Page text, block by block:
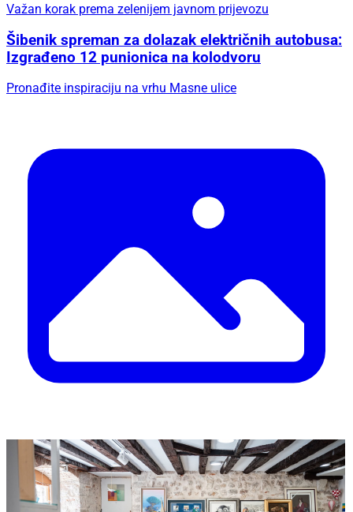
Važan korak prema zelenijem javnom prijevozu
Šibenik spreman za dolazak električnih autobusa:
Izgrađeno 12 punionica na kolodvoru
Pronađite inspiraciju na vrhu Masne ulice